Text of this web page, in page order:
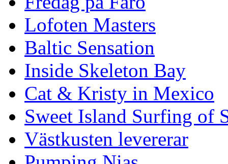
Lofoten Masters
Baltic Sensation
Inside Skeleton Bay
Cat & Kristy in Mexico
Sweet Island Surfing of
Västkusten levererar